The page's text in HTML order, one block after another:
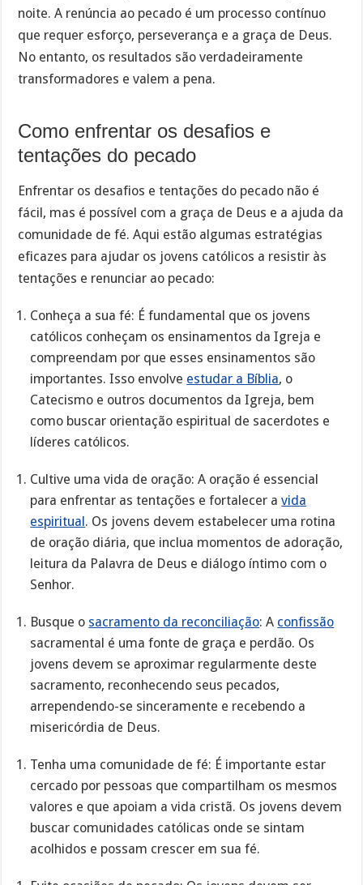
noite. A renúncia ao pecado é um processo contínuo
que requer esforço, perseverança e a graça de Deus.
No entanto, os resultados são verdadeiramente
transformadores e valem a pena.
Como enfrentar os desafios e
tentações do pecado
Enfrentar os desafios e tentações do pecado não é
fácil, mas é possível com a graça de Deus e a ajuda da
comunidade de fé. Aqui estão algumas estratégias
eficazes para ajudar os jovens católicos a resistir às
tentações e renunciar ao pecado:
Conheça a sua fé: É fundamental que os jovens
católicos conheçam os ensinamentos da Igreja e
compreendam por que esses ensinamentos são
importantes. Isso envolve estudar a Bíblia, o
Catecismo e outros documentos da Igreja, bem
como buscar orientação espiritual de sacerdotes e
líderes católicos.
Cultive uma vida de oração: A oração é essencial
para enfrentar as tentações e fortalecer avida
espiritual. Os jovens devem estabelecer uma rotina
de oração diária, que inclua momentos de adoração,
leitura da Palavra de Deus e diálogo íntimo com o
Senhor.
Busque o sacramento da reconciliação: A confissão
sacramental é uma fonte de graça e perdão. Os
jovens devem se aproximar regularmente deste
sacramento, reconhecendo seus pecados,
arrependendo-se sinceramente e recebendo a
misericórdia de Deus.
Tenha uma comunidade de fé: É importante estar
cercado por pessoas que compartilham os mesmos
valores e que apoiam a vida cristã. Os jovens devem
buscar comunidades católicas onde se sintam
acolhidos e possam crescer em sua fé.